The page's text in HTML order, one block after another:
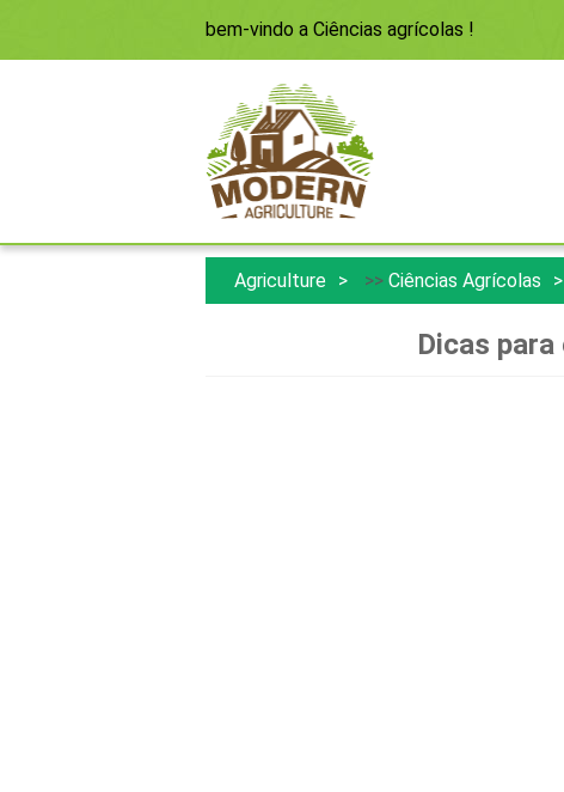
bem-vindo a Ciências agrícolas !
Agriculture >> Ciências Agrícolas
Dicas